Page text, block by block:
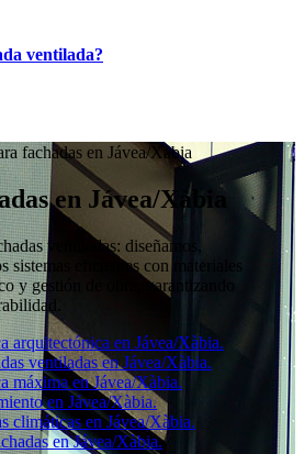
ventilada?
fachadas en Jávea/Xàbia
en Jávea/Xàbia
ventiladas: diseñamos,
sistemas eficientes con materiales
y gestión de obra, garantizando
arquitectónica en Jávea/Xàbia.
ventiladas en Jávea/Xàbia.
máxima en Jávea/Xàbia.
en Jávea/Xàbia.
climáticas en Jávea/Xàbia.
en Jávea/Xàbia.